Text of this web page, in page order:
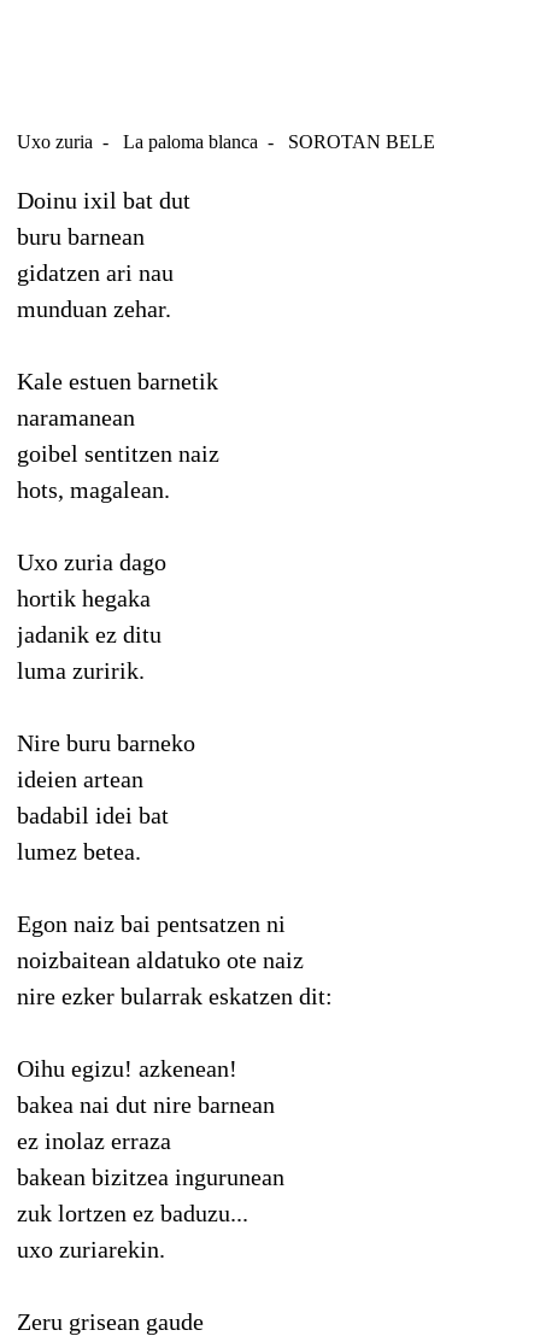
Uxo zuria - La paloma blanca - SOROTAN BELE
Doinu ixil bat dut
buru barnean
gidatzen ari nau
munduan zehar.
Kale estuen barnetik
naramanean
goibel sentitzen naiz
hots, magalean.
Uxo zuria dago
hortik hegaka
jadanik ez ditu
luma zuririk.
Nire buru barneko
ideien artean
badabil idei bat
lumez betea.
Egon naiz bai pentsatzen ni
noizbaitean aldatuko ote naiz
nire ezker bularrak eskatzen dit:
Oihu egizu! azkenean!
bakea nai dut nire barnean
ez inolaz erraza
bakean bizitzea ingurunean
zuk lortzen ez baduzu...
uxo zuriarekin.
Zeru grisean gaude